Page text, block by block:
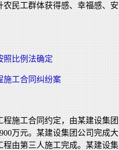
民工群体获得感、幸福感、安
照比例法确定
工合同纠纷案
施工合同约定，由某建设集团
万元。某建设集团公司完成大
由第三人施工完成。某建设集